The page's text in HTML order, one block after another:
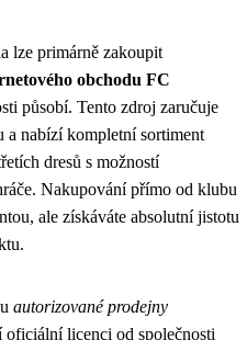
lze primárně zakoupit
obchodu FC
působí. Tento zdroj zaručuje
a nabízí kompletní sortiment
dresů s možností
Nakupování přímo od klubu
ale získáváte absolutní jistotu
autorizované prodejny
oficiální licenci od společnosti